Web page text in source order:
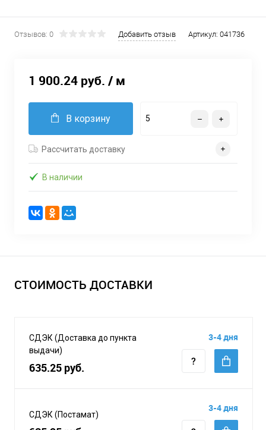
Отзывов: 0 Добавить отзыв Артикул: 041736
1 900.24 руб. / м
В корзину
Рассчитать доставку
В наличии
СТОИМОСТЬ ДОСТАВКИ
СДЭК (Доставка до пункта
выдачи)
635.25 руб.
3-4 дня
СДЭК (Постамат)
3-4 дня